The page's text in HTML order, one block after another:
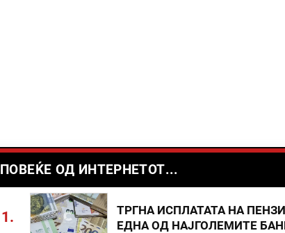
ПОВЕЌЕ ОД ИНТЕРНЕТОТ...
1.
ТРГНА ИСПЛАТАТА НА
ЕДНА ОД НАЈГОЛЕМИТЕ